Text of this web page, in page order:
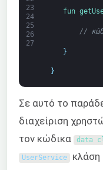
23
24
25
26
27
fun
//
}
}
Σε αυτό το
διαχείριση
τον κώδικα
data
UserService κλάση